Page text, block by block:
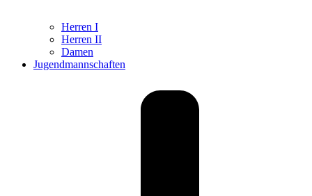
Herren I
Herren II
Damen
Jugendmannschaften